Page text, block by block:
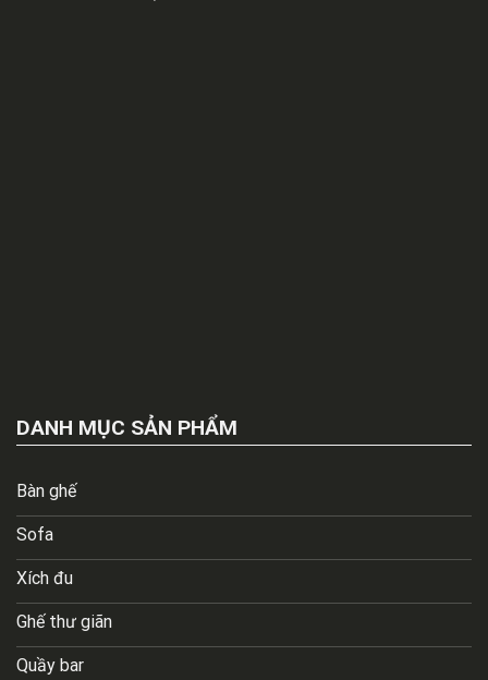
DANH MỤC SẢN PHẨM
Bàn ghế
Sofa
Xích đu
Ghế thư giãn
Quầy bar